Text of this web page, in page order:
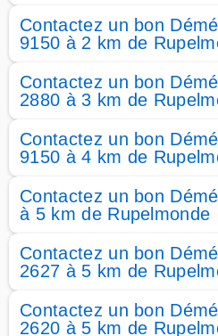
Contactez un bon
9150 à 2 km de
Contactez un bon
2880 à 3 km de
Contactez un bon
9150 à 4 km de
Contactez un bon
à 5 km de Rupelmonde
Contactez un bon
2627 à 5 km de
Contactez un bon
2620 à 5 km de